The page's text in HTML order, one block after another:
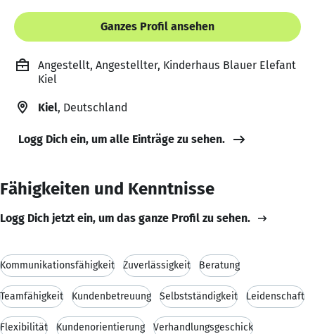
Ganzes Profil ansehen
Angestellt, Angestellter, Kinderhaus Blauer Elefant
Kiel
Kiel, Deutschland
Logg Dich ein, um alle Einträge zu sehen.
Fähigkeiten und Kenntnisse
Logg Dich jetzt ein, um das ganze Profil zu sehen.
Kommunikationsfähigkeit Zuverlässigkeit Beratung
Teamfähigkeit Kundenbetreuung Selbstständigkeit Leidenschaft
Flexibilität Kundenorientierung Verhandlungsgeschick